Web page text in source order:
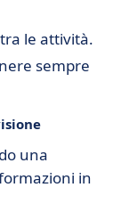
le attività.
sempre
una
in